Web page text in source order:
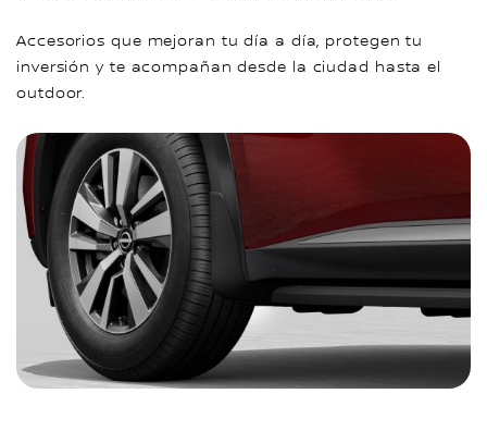
Accesorios que mejoran tu día a día, protegen tu
inversión y te acompañan desde la ciudad hasta el
outdoor.